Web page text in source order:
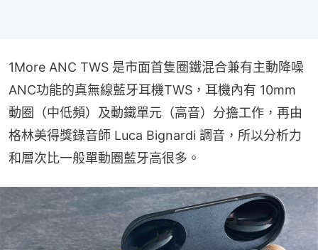
1More ANC TWS 是市面首隻圈鐵混合兼有主動降噪
ANC功能的真無線藍牙耳機TWS，耳機內有 10mm
動圈（中低頻）及動鐵單元（高音）分擔工作，再由
格林美得獎錄音師 Luca Bignardi 調音，所以分析力
和層次比一般單動圈藍牙高很多。